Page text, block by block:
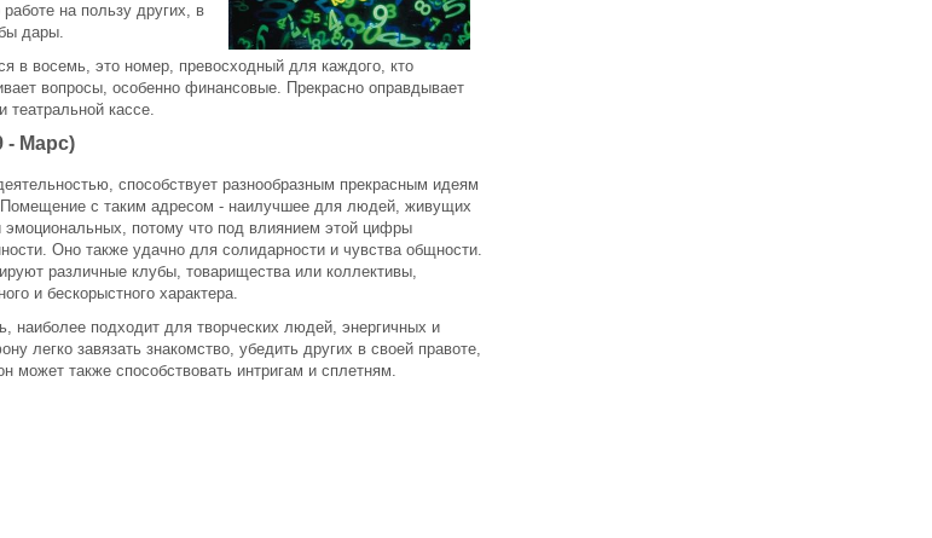
на пользу других, в
дары.
в восемь, это номер, превосходный для каждого, кто
вопросы, особенно финансовые. Прекрасно оправдывает
театральной кассе.
- Марс)
способствует разнообразным прекрасным идеям
Помещение с таким адресом - наилучшее для людей, живущих
эмоциональных, потому что под влиянием этой цифры
Оно также удачно для солидарности и чувства общности.
различные клубы, товарищества или коллективы,
и бескорыстного характера.
подходит для творческих людей, энергичных и
легко завязать знакомство, убедить других в своей правоте,
может также способствовать интригам и сплетням.